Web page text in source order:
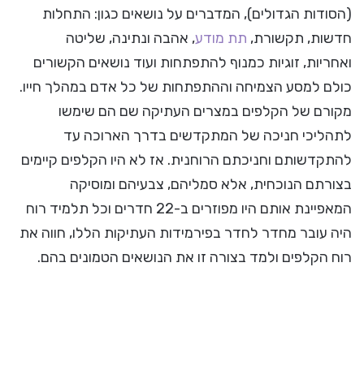
(הסודות הגדולים), המדברים על נושאים כגון: התחלות
חדשות, תקשורת, תת מודע, אהבה ונתינה, שליטה
ואחריות, זוגיות כמנוף להתפתחות ועוד נושאים הקשורים
כולם למסע הצמיחה וההתפתחות של כל אדם במהלך חייו.
מקורם של הקלפים במצרים העתיקה שם הם שימשו
לתהליכי חניכה של המתקדשים בדרך הארוכה עד
להתקדשותם וחניכתם הרוחנית. אז לא היו הקלפים קיימים
בצורתם הנוכחית, אלא סמליהם, צבעיהם ומוסיקה
המאפיינת אותם היו מפוזרים ב-22 חדרים וכל תלמיד רוח
היה עובר מחדר לחדר בפירמידות העתיקות הללו, חווה את
רוח הקלפים ולמד בצורה זו את הנושאים הטמונים בהם.